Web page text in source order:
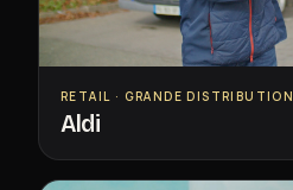
RETAIL · GRANDE DISTRIBUTION
Aldi